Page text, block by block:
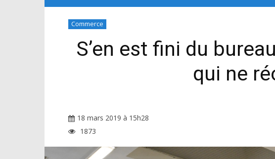
Commerce
S’en est fini du
qui ne
18 mars 2019 à 15h28
1873